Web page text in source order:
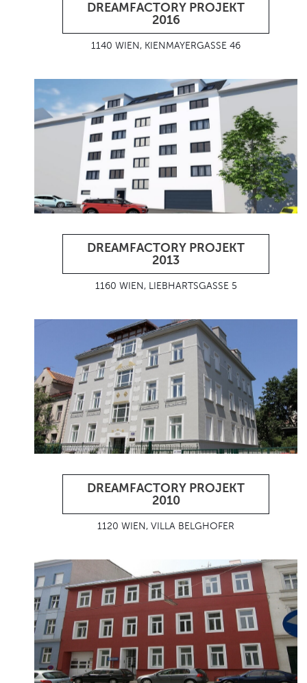
DREAMFACTORY PROJEKT
2016
1140 WIEN, KIENMAYERGASSE 46
DREAMFACTORY PROJEKT
2013
1160 WIEN, LIEBHARTSGASSE 5
DREAMFACTORY PROJEKT
2010
1120 WIEN, VILLA BELGHOFER